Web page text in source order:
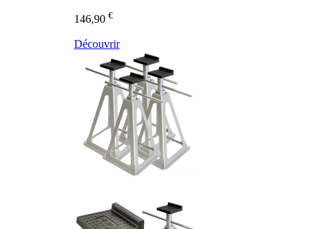
146,90 €
Découvrir